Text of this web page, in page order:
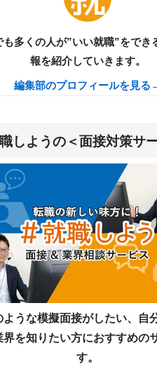
も多くの人が”いい就職”をでき
報を紹介していきます。
編集部のプロフィールを見る
しようの＜面接対策サ
ような模擬面接がしたい、自
界を知りたい方におすすめの
す。